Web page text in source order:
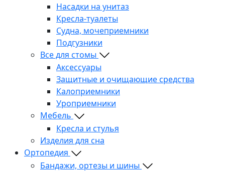
Насадки на унитаз
Кресла-туалеты
Судна, мочеприемники
Подгузники
Все для стомы
Аксессуары
Защитные и очищающие средства
Калоприемники
Уроприемники
Мебель
Кресла и стулья
Изделия для сна
Ортопедия
Бандажи, ортезы и шины